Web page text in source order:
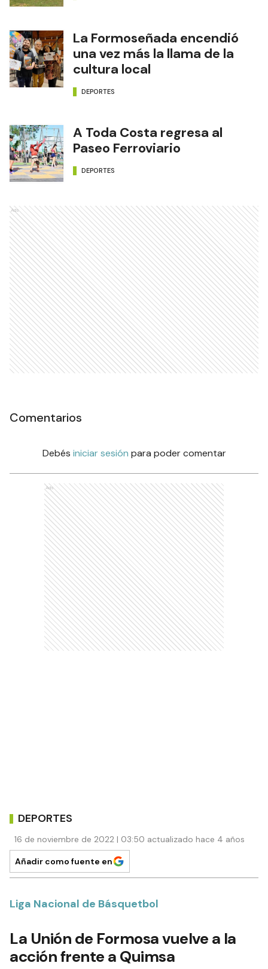
La Formoseñada encendió
una vez más la llama de la
cultura local
DEPORTES
A Toda Costa regresa al
Paseo Ferroviario
DEPORTES
Ads
Comentarios
Debés iniciar sesión para poder comentar
Ads
DEPORTES
16 de noviembre de 2022 | 03:50 actualizado hace 4 años
Añadir como fuente en
Liga Nacional de Básquetbol
La Unión de Formosa vuelve a la
acción frente a Quimsa